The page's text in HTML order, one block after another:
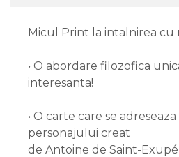
Micul Print la intalnirea cu
• O abordare filozofica
interesanta!
• O carte care se
personajului creat
de Antoine de Saint-